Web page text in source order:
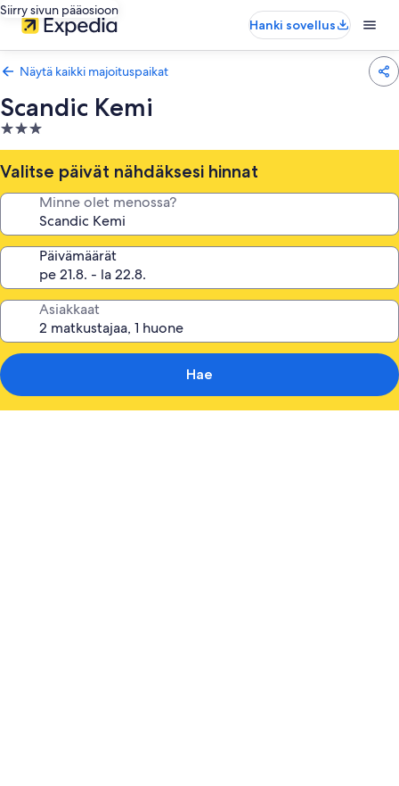
Siirry sivun pääosioon
Hanki sovellus
Näytä kaikki majoituspaikat
Scandic Kemi
3.0
tähden
majoituspaikka
Valitse päivät nähdäksesi hinnat
Minne olet menossa?
Päivämäärät
Asiakkaat
Hae